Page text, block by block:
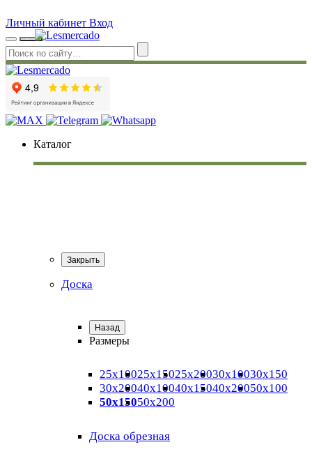
Личный кабинет Вход
Каталог
Закрыть
Доска
Назад
Размеры
25х10025х15025х20030х10030х150
30х20040х10040х15040х20050х100
50х15050х200
Доска обрезная